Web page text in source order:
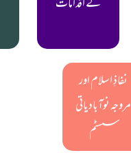
کے اقدامات
نفاذِ اسلام اور
مروجہ نوآبادیاتی
سسٹم